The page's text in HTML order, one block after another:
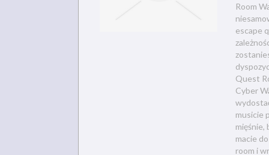
Room
escape
Quest
Cyber
musicie
mięśnie,
macie
room i